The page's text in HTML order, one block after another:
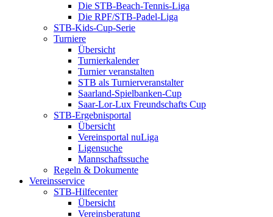
Die STB-Beach-Tennis-Liga
Die RPF/STB-Padel-Liga
STB-Kids-Cup-Serie
Turniere
Übersicht
Turnierkalender
Turnier veranstalten
STB als Turnierveranstalter
Saarland-Spielbanken-Cup
Saar-Lor-Lux Freundschafts Cup
STB-Ergebnisportal
Übersicht
Vereinsportal nuLiga
Ligensuche
Mannschaftssuche
Regeln & Dokumente
Vereinsservice
STB-Hilfecenter
Übersicht
Vereinsberatung